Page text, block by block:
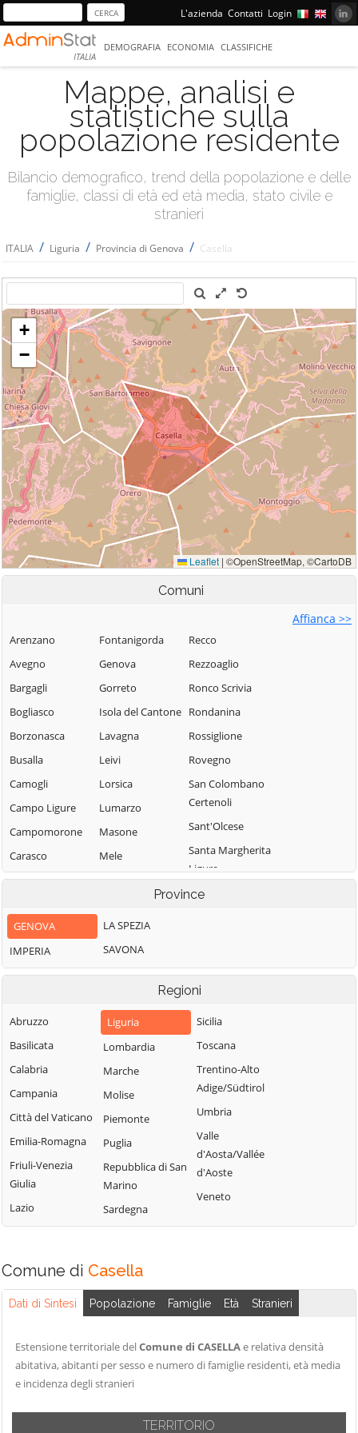
L'azienda Contatti Login
ITALIA
DEMOGRAFIA ECONOMIA CLASSIFICHE
Mappe, analisi e
statistiche sulla
popolazione residente
Bilancio demografico, trend della popolazione e delle
famiglie, classi di età ed età media, stato civile e
stranieri
ITALIA / Liguria / Provincia di Genova / Casella
Comuni
Affianca >>
Arenzano
Avegno
Bargagli
Bogliasco
Borzonasca
Busalla
Camogli
Campo Ligure
Campomorone
Carasco
Casarza Ligure
Castiglione
Chiavarese
Ceranesi
Cicagna
Cogoleto
Cogorno
Coreglia Ligure
Crocefieschi
Davagna
Fascia
Favale di Malvaro
Fontanigorda
Genova
Gorreto
Isola del Cantone
Lavagna
Leivi
Lorsica
Lumarzo
Masone
Mele
Mezzanego
Moconesi
Moneglia
Montebruno
Ne
Neirone
Orero
Pieve Ligure
Portofino
Propata
Rapallo
Recco
Rezzoaglio
Ronco Scrivia
Rondanina
Rossiglione
Rovegno
San Colombano
Certenoli
Sant'Olcese
Santa Margherita
Ligure
Santo Stefano
Sestri Levante
Sori
Tiglieto
Vobbia
Zoagli
Province
GENOVA
IMPERIA
LA SPEZIA
SAVONA
Regioni
Abruzzo
Basilicata
Calabria
Campania
Città del Vaticano
Emilia-Romagna
Friuli-Venezia
Giulia
Lazio
Liguria
Lombardia
Marche
Molise
Piemonte
Puglia
Repubblica di San
Marino
Sardegna
Sicilia
Toscana
Trentino-Alto
Adige/Südtirol
Umbria
Valle
d'Aosta/Vallée
d'Aoste
Veneto
Comune di Casella
Dati di Sintesi Popolazione Famiglie Età Stranieri
Estensione territoriale delComune di CASELLAe relativa densità
abitativa, abitanti per sesso e numero di famiglie residenti, età media
e incidenza degli stranieri
TERRITORIO